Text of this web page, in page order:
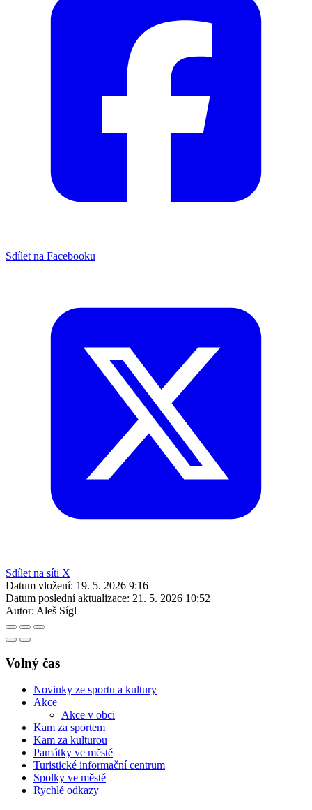
Sdílet na Facebooku
Sdílet na síti X
Datum vložení: 19. 5. 2026 9:16
Datum poslední aktualizace: 21. 5. 2026 10:52
Autor: Aleš Sígl
Volný čas
Novinky ze sportu a kultury
Akce
Akce v obci
Kam za sportem
Kam za kulturou
Památky ve městě
Turistické informační centrum
Spolky ve městě
Rychlé odkazy